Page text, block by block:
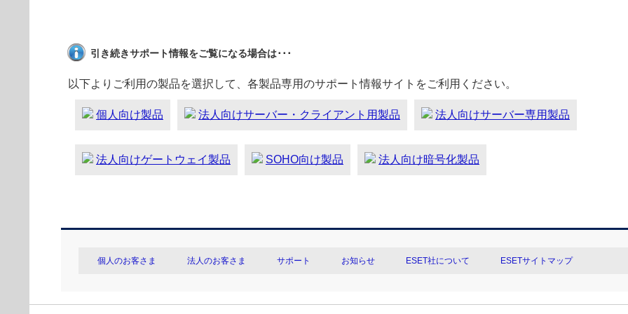
引き続きサポート情報をご覧になる場合は･･･
以下よりご利用の製品を選択して、各製品専用のサポート情報サイトをご利用ください。
個人向け製品 法人向けサーバー・クライアント用製品 法人向けサーバー専用製品
法人向けゲートウェイ製品 SOHO向け製品 法人向け暗号化製品
個人のお客さま 法人のお客さま サポート お知らせ ESET社について ESETサイトマップ